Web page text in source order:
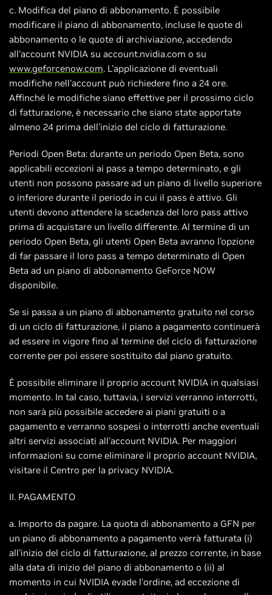
c. Modifica del piano di abbonamento. È possibile
modificare il piano di abbonamento, incluse le quote di
abbonamento o le quote di archiviazione, accedendo
all'account NVIDIA su account.nvidia.com o su
www.geforcenow.com. L'applicazione di eventuali
modifiche nell'account può richiedere fino a 24 ore.
Affinché le modifiche siano effettive per il prossimo ciclo
di fatturazione, è necessario che siano state apportate
almeno 24 prima dell'inizio del ciclo di fatturazione.
Periodi Open Beta: durante un periodo Open Beta, sono
applicabili eccezioni ai pass a tempo determinato, e gli
utenti non possono passare ad un piano di livello superiore
o inferiore durante il periodo in cui il pass è attivo. Gli
utenti devono attendere la scadenza del loro pass attivo
prima di acquistare un livello differente. Al termine di un
periodo Open Beta, gli utenti Open Beta avranno l’opzione
di far passare il loro pass a tempo determinato di Open
Beta ad un piano di abbonamento GeForce NOW
disponibile.
Se si passa a un piano di abbonamento gratuito nel corso
di un ciclo di fatturazione, il piano a pagamento continuerà
ad essere in vigore fino al termine del ciclo di fatturazione
corrente per poi essere sostituito dal piano gratuito.
È possibile eliminare il proprio account NVIDIA in qualsiasi
momento. In tal caso, tuttavia, i servizi verranno interrotti,
non sarà più possibile accedere ai piani gratuiti o a
pagamento e verranno sospesi o interrotti anche eventuali
altri servizi associati all'account NVIDIA. Per maggiori
informazioni su come eliminare il proprio account NVIDIA,
visitare il Centro per la privacy NVIDIA.
II. PAGAMENTO
a. Importo da pagare. La quota di abbonamento a GFN per
un piano di abbonamento a pagamento verrà fatturata (i)
all'inizio del ciclo di fatturazione, al prezzo corrente, in base
alla data di inizio del piano di abbonamento o (ii) al
momento in cui NVIDIA evade l'ordine, ad eccezione di